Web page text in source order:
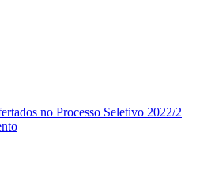
no Processo Seletivo 2022/2